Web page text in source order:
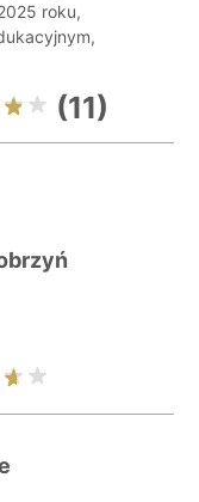
roku,
(11)